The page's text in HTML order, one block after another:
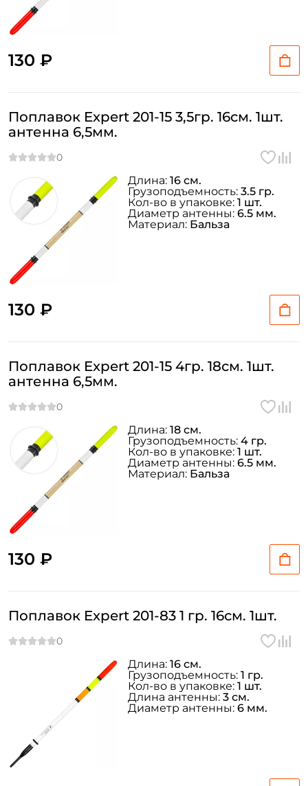
130 ₽
Поплавок Expert 201-15 3,5гр. 16см. 1шт.
антенна 6,5мм.
130 ₽
Длина: 16 см.
Грузоподъемность: 3.5 гр.
Кол-во в упаковке: 1 шт.
Диаметр антенны: 6.5 мм.
Материал: Бальза
Поплавок Expert 201-15 4гр. 18см. 1шт.
антенна 6,5мм.
130 ₽
Длина: 18 см.
Грузоподъемность: 4 гр.
Кол-во в упаковке: 1 шт.
Диаметр антенны: 6.5 мм.
Материал: Бальза
Поплавок Expert 201-83 1 гр. 16см. 1шт.
Длина: 16 см.
Грузоподъемность: 1 гр.
Кол-во в упаковке: 1 шт.
Длина антенны: 3 см.
Диаметр антенны: 6 мм.